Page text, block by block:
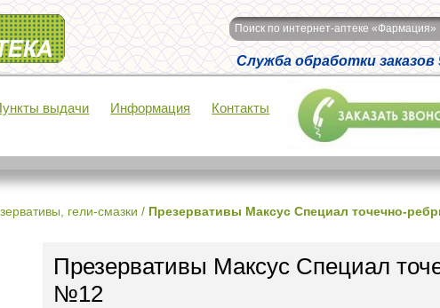
Поиск по интернет-аптеке «Фармация»
Служба обработки заказов
выдачи Информация Контакты
гели-смазки / Презервативы Максус Специал точечно-
Презервативы Максус Специал
№12